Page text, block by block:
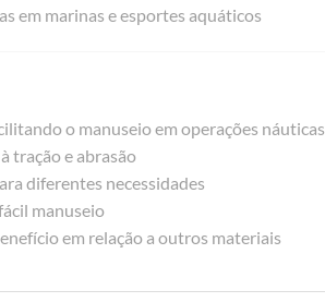
em marinas e esportes aquáticos
o manuseio em operações náuticas
tração e abrasão
diferentes necessidades
manuseio
em relação a outros materiais